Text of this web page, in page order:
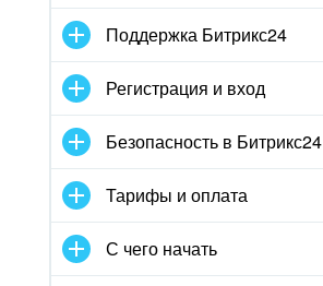
Поддержка Битрикс24
Регистрация и вход
Безопасность в Битрикс24
Тарифы и оплата
С чего начать